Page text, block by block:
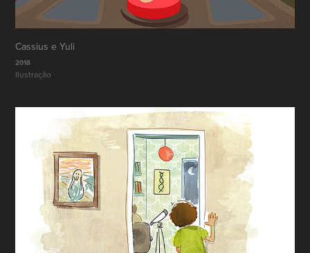
Cassius e Yuli
2018
Ilustração